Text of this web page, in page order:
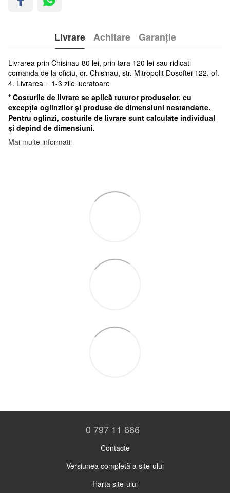
Livrare Achitare Garanție
Livrarea prin Chisinau 80 lei, prin tara 120 lei sau ridicati
comanda de la oficiu, or. Chisinau, str. Mitropolit Dosoftei 122, of.
4. Livrarea = 1-3 zile lucratoare
* Costurile de livrare se aplică tuturor produselor, cu
excepția oglinzilor și produse de dimensiuni nestandarte.
Pentru oglinzi, costurile de livrare sunt calculate individual
și depind de dimensiuni.
Mai multe informatii
0 797 11 666
Contacte
Versiunea completă a site-ului
Harta site-ului